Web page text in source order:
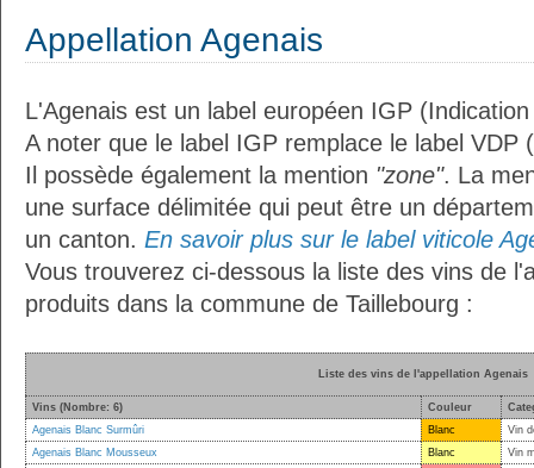
Appellation Agenais
L'Agenais est un label européen IGP
A noter que le label IGP remplace le label VDP
Il possède également la mention "zone". La
une surface délimitée qui peut être un
un canton. En savoir plus sur le label viticole
Vous trouverez ci-dessous la liste des vins de
produits dans la commune de Taillebourg :
Liste des vins de l'appellation Agenais
Vins (Nombre: 6) Couleur
Agenais Blanc Surmûri
Blanc
Vin
Agenais Blanc Mousseux
Blanc
Vin